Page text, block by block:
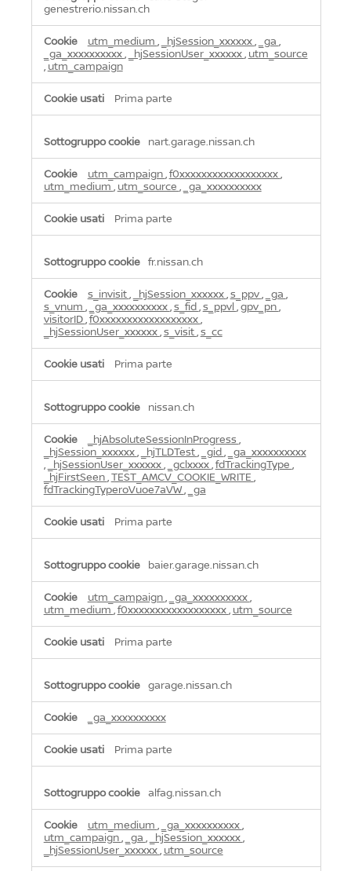
genestrerio.nissan.ch
utm_medium , _hjSession_xxxxxx, _ga ,
_ga_xxxxxxxxxx, _hjSessionUser_xxxxxx, utm_source
, utm_campaign
Prima parte
nart.garage.nissan.ch
utm_campaign,f0xxxxxxxxxxxxxxxxxx,
utm_medium , utm_source , _ga_xxxxxxxxxx
Prima parte
fr.nissan.ch
s_invisit, _hjSession_xxxxxx,s_ppv, _ga ,
s_vnum , _ga_xxxxxxxxxx,s_fid ,s_ppvl ,gpv_pn,
visitorID,f0xxxxxxxxxxxxxxxxxx,
_hjSessionUser_xxxxxx,s_visit,s_cc
Prima parte
nissan.ch
_hjAbsoluteSessionInProgress ,
_hjSession_xxxxxx, _hjTLDTest, _gid ,
_ga_xxxxxxxxxx
,
_hjSessionUser_xxxxxx, _gclxxxx,fdTrackingType ,
_hjFirstSeen,TEST_AMCV_COOKIE_WRITE ,
fdTrackingTyperoVuoe7aVW, _ga
Prima parte
baier.garage.nissan.ch
utm_campaign, _ga_xxxxxxxxxx,
utm_medium ,f0xxxxxxxxxxxxxxxxxx, utm_source
Prima parte
garage.nissan.ch
_ga_xxxxxxxxxx
Prima parte
alfag.nissan.ch
utm_medium , _ga_xxxxxxxxxx,
utm_campaign, _ga , _hjSession_xxxxxx,
_hjSessionUser_xxxxxx, utm_source